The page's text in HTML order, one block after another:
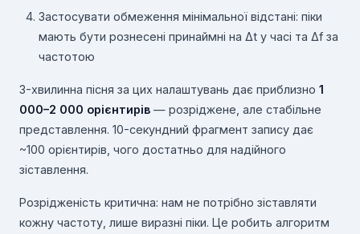
Застосувати обмеження мінімальної відстані: піки
мають бути рознесені принаймні на Δt у часі та Δf за
частотою
3-хвилинна пісня за цих налаштувань дає приблизно 1
000–2 000 орієнтирів — розріджене, але стабільне
представлення. 10-секундний фрагмент запису дає
~100 орієнтирів, чого достатньо для надійного
зіставлення.
Розрідженість критична: нам не потрібно зіставляти
кожну частоту, лише виразні піки. Це робить алгоритм